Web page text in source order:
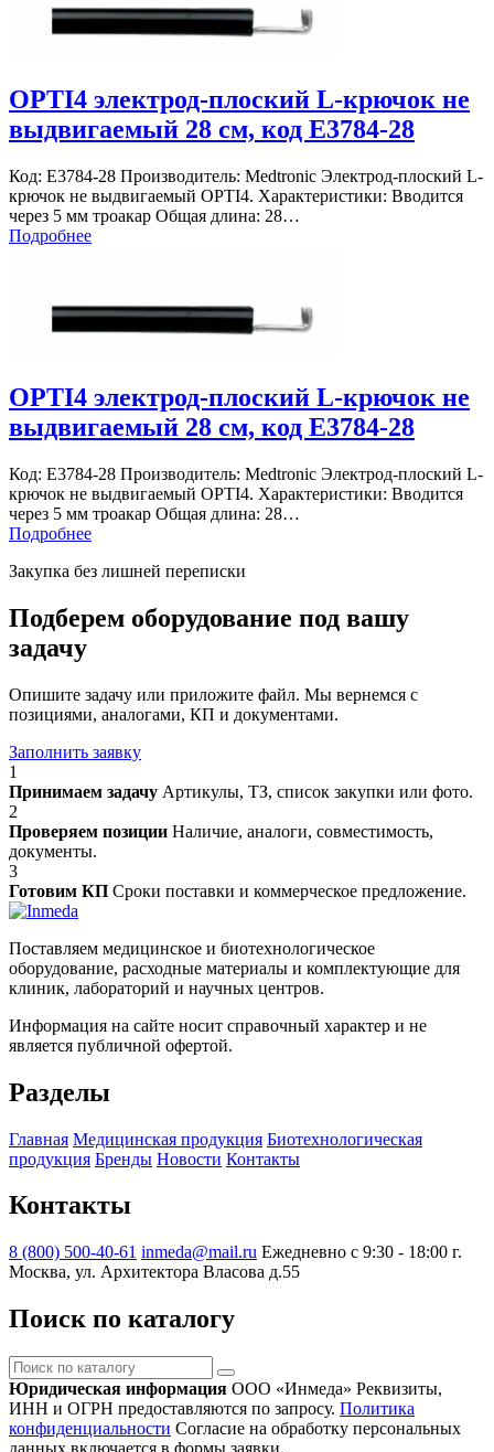
OPTI4 электрод-плоский L-крючок не
выдвигаемый 28 см, код E3784-28
Код: E3784-28 Производитель: Medtronic Электрод-плоский L-
крючок не выдвигаемый OPTI4. Характеристики: Вводится
через 5 мм троакар Общая длина: 28…
Подробнее
OPTI4 электрод-плоский L-крючок не
выдвигаемый 28 см, код E3784-28
Код: E3784-28 Производитель: Medtronic Электрод-плоский L-
крючок не выдвигаемый OPTI4. Характеристики: Вводится
через 5 мм троакар Общая длина: 28…
Подробнее
Закупка без лишней переписки
Подберем оборудование под вашу
задачу
Опишите задачу или приложите файл. Мы вернемся с
позициями, аналогами, КП и документами.
Заполнить заявку
1
Принимаем задачу Артикулы, ТЗ, список закупки или фото.
2
Проверяем позиции Наличие, аналоги, совместимость,
документы.
3
Готовим КП Сроки поставки и коммерческое предложение.
Поставляем медицинское и биотехнологическое
оборудование, расходные материалы и комплектующие для
клиник, лабораторий и научных центров.
Информация на сайте носит справочный характер и не
является публичной офертой.
Разделы
Главная Медицинская продукция Биотехнологическая
продукция Бренды Новости Контакты
Контакты
8 (800) 500-40-61 inmeda@mail.ru Ежедневно с 9:30 - 18:00 г.
Москва, ул. Архитектора Власова д.55
Поиск по каталогу
Поиск
по
каталогу
Юридическая информация ООО «Инмеда» Реквизиты,
ИНН и ОГРН предоставляются по запросу. Политика
конфиденциальности Согласие на обработку персональных